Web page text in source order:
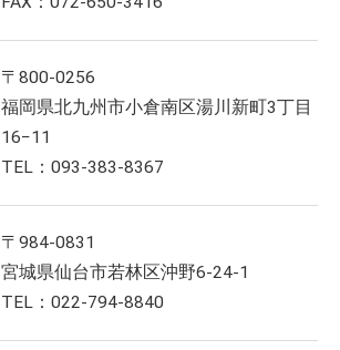
〒800-0256
福岡県北九州市小倉南区湯川新町3丁目
16−11
TEL：093-383-8367
〒984-0831
宮城県仙台市若林区沖野6-24-1
TEL：022-794-8840